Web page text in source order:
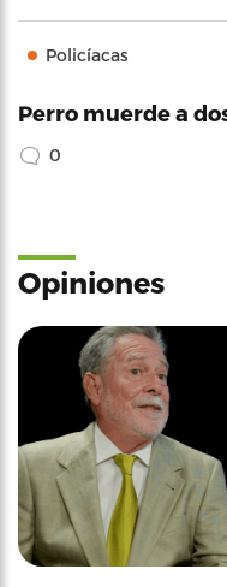
Policíacas
Perro muerde a
0
Opiniones